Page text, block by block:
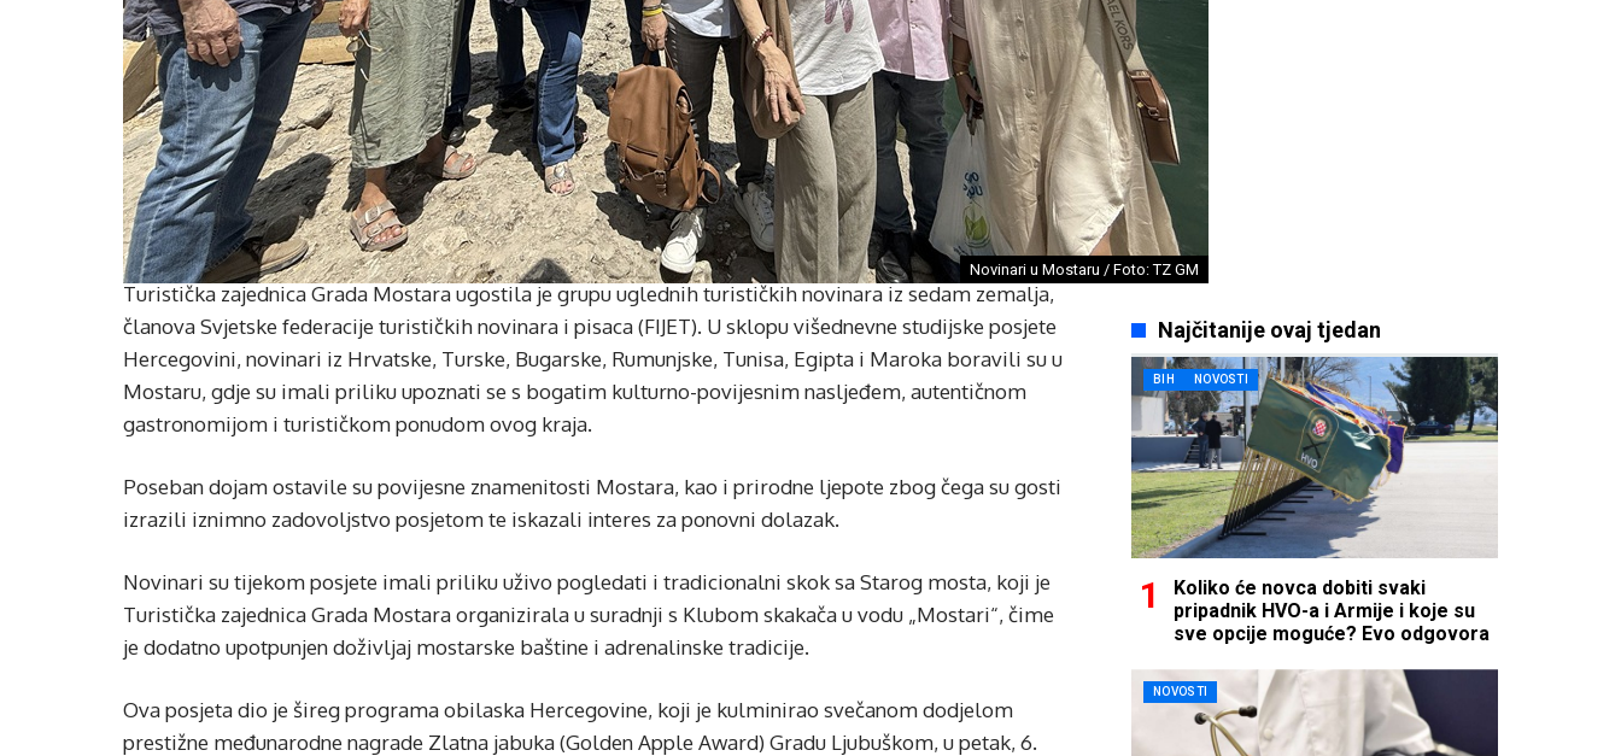
Novinari u Mostaru / Foto: TZ GM
Turistička zajednica Grada Mostara ugostila je grupu uglednih turističkih novinara iz sedam zemalja,
članova Svjetske federacije turističkih novinara i pisaca (FIJET). U sklopu višednevne studijske posjete
Hercegovini, novinari iz Hrvatske, Turske, Bugarske, Rumunjske, Tunisa, Egipta i Maroka boravili su u
Mostaru, gdje su imali priliku upoznati se s bogatim kulturno-povijesnim nasljeđem, autentičnom
gastronomijom i turističkom ponudom ovog kraja.
Poseban dojam ostavile su povijesne znamenitosti Mostara, kao i prirodne ljepote zbog čega su gosti
izrazili iznimno zadovoljstvo posjetom te iskazali interes za ponovni dolazak.
Novinari su tijekom posjete imali priliku uživo pogledati i tradicionalni skok sa Starog mosta, koji je
Turistička zajednica Grada Mostara organizirala u suradnji s Klubom skakača u vodu „Mostari“, čime
je dodatno upotpunjen doživljaj mostarske baštine i adrenalinske tradicije.
Ova posjeta dio je šireg programa obilaska Hercegovine, koji je kulminirao svečanom dodjelom
prestižne međunarodne nagrade Zlatna jabuka (Golden Apple Award) Gradu Ljubuškom, u petak, 6.
Najčitanije ovaj tjedan
BIH NOVOSTI
Koliko će novca dobiti svaki
pripadnik HVO-a i Armije i koje su
sve opcije moguće? Evo odgovora
NOVOSTI